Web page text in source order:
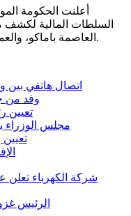
أعلنت الحكومة
السلطات المالية
العاصمة باماكو، والعمل على الإفراج عنهم وإعادتهم إلى البلاد.
اتصال هاتفي بين
وفد من
تعيين
مجلس الوزراء
شركة الكهرباء تعلن
الرئيس